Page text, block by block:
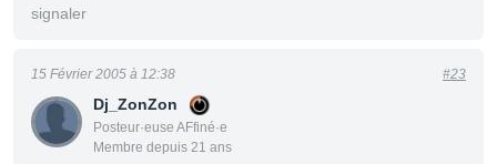
signaler
Dj_ZonZon
Posteur·euse AFfiné·e
Membre depuis 21 ans
15 Février 2005 à 12:38 #23